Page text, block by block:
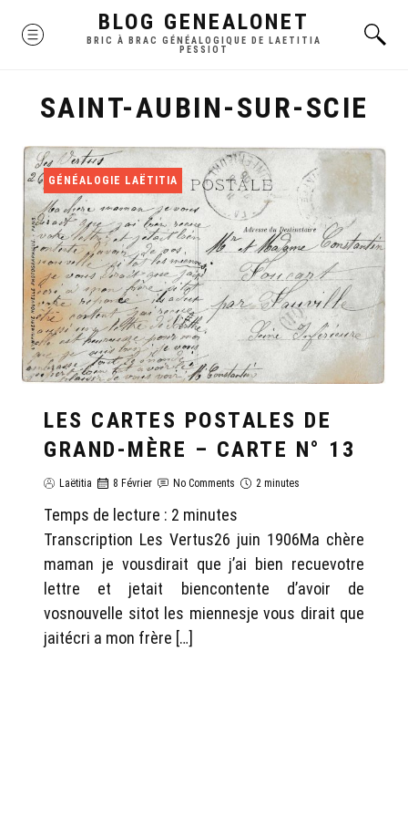
MENU BLOG GENEALONET
BRIC À BRAC GÉNÉALOGIQUE DE LAETITIA
PESSIOT
SAINT-AUBIN-SUR-SCIE
GÉNÉALOGIE LAËTITIA
LES CARTES POSTALES DE
GRAND-MÈRE – CARTE N° 13
Laëtitia 8 Février No Comments 2 minutes
Temps de lecture : 2 minutes
Transcription Les Vertus26 juin 1906Ma chère
maman je vousdirait que j’ai bien recuevotre
lettre et jetait biencontente d’avoir de
vosnouvelle sitot les miennesje vous dirait que
jaitécri a mon frère […]